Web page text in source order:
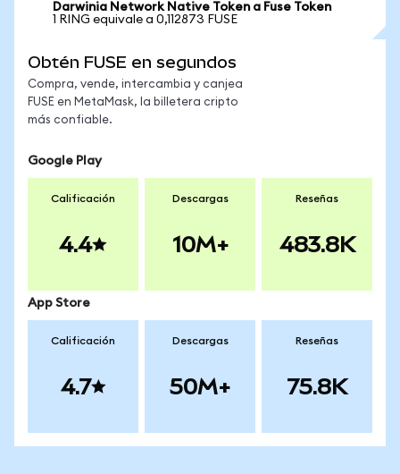
Darwinia Network Native Token a Fuse Token
1 RING equivale a 0,112873 FUSE
Obtén FUSE en segundos
Compra, vende, intercambia y canjea
FUSE en MetaMask, la billetera cripto
más confiable.
Google Play
Calificación
4.4
Descargas
10M+
Reseñas
483.8K
App Store
Calificación
4.7
Descargas
50M+
Reseñas
75.8K